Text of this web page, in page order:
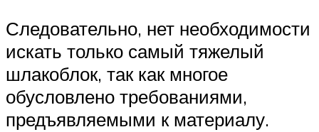
Следовательно, нет необходимости
искать только самый тяжелый
шлакоблок, так как многое
обусловлено требованиями,
предъявляемыми к материалу.